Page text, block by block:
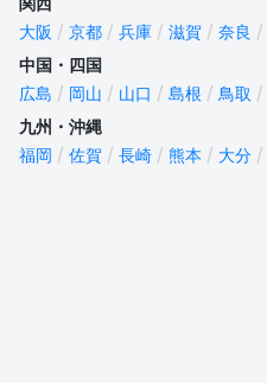
大阪
京都 兵庫 滋賀 奈良
中国・四国
広島
岡山 山口 島根 鳥取
九州・沖縄
福岡
佐賀 長崎 熊本 大分